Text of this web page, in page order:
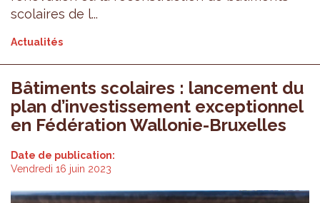
scolaires de l...
Actualités
Bâtiments scolaires : lancement du
plan d’investissement exceptionnel
en Fédération Wallonie-Bruxelles
Date de publication:
Vendredi 16 juin 2023